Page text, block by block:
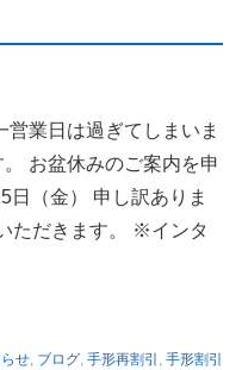
業日は過ぎてしまいま
お盆休みのご案内を申
（金） 申し訳ありま
ただきます。 ※インタ
せ, ブログ, 手形再割引 , 手形割引